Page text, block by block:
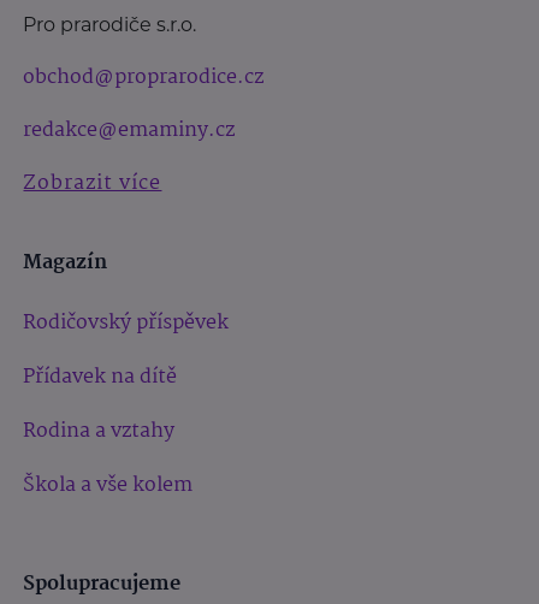
Pro prarodiče s.r.o.
obchod@proprarodice.cz
redakce@emaminy.cz
Zobrazit více
Magazín
Rodičovský příspěvek
Přídavek na dítě
Rodina a vztahy
Škola a vše kolem
Spolupracujeme